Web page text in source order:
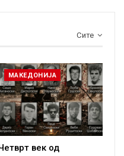
Сите
МАКЕДОНИЈА
век од